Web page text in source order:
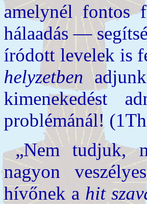
amelynél fontos
hálaadás —
íródott levelek is
helyzetben
kimenekedést
problémánál!
„Nem tudjuk,
nagyon
hívőnek a hit